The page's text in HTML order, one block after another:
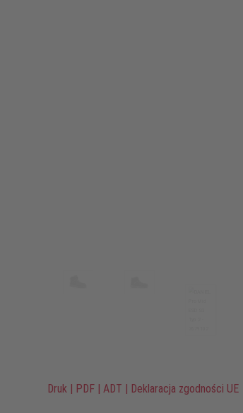
Druk | PDF | ADT | Deklaracja zgodności UE